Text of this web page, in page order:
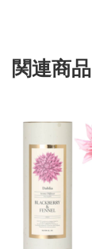
関連商品